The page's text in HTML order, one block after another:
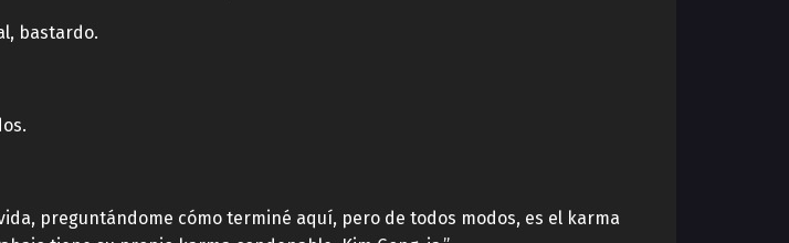
bastardo.
preguntándome cómo terminé aquí, pero de todos modos, es el karma